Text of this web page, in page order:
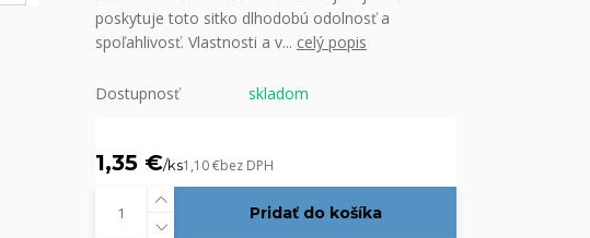
poskytuje toto sitko dlhodobú odolnosť a
spoľahlivosť. Vlastnosti a v... celý popis
Dostupnosť skladom
1,35 €/ks1,10 €bez DPH
Pridať do košíka